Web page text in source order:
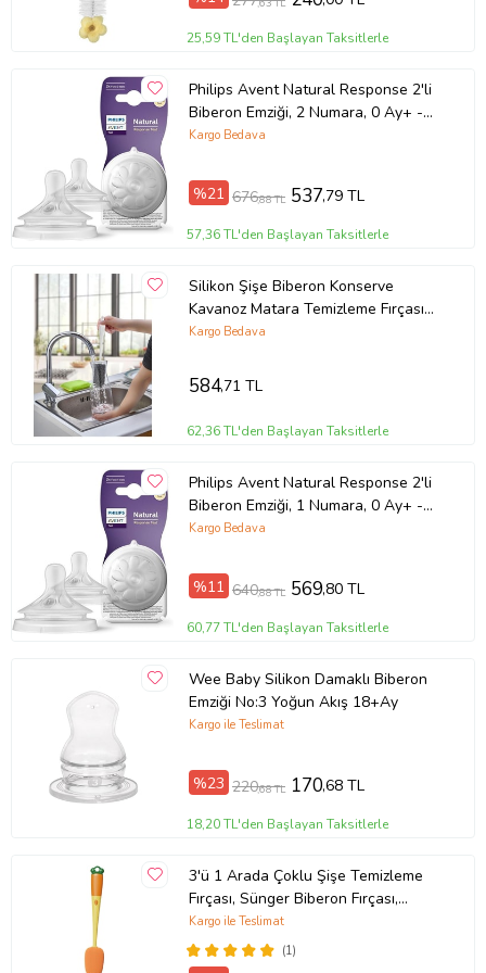
Günlük Hayatta Sağladığı
Avantajlar
Biberonu çantadan çıkarma derdi ortadan kalkar
Sürüş sırasında güvenli erişim sağlar
Ellerinizi serbest bırakır
Dökülme ve devrilme riskini azaltır
Uzun yürüyüş ve sürüşlerde konfor sunar
Kimler İçin Uygun?
Bebek arabası kullanan ebeveynler
Bisiklet sürücüler
Koşu arabası kullanan sporcular
Günlük yürüyüş yapan kullanıcılar
Teknik Özellikler
Malzeme: Dayanıklı plastik
Montaj: Ayarlanabilir sıkma aparatı
Kullanım Alanı: Bebek arabası, bisiklet, scooter vb.
Uyum: Çoğu standart çaplı boru ve tutma kolu
Günlük hayatın küçük ama önemli konfor detaylarını
önemsiyorsanız, DailyTech Bebek Arabası & Bisiklet Bardak Tutucu
pratikliğiyle fark yaratır. Hareket halindeyken içeceğinize güvenle
Ürün Kodu:kc5723842
,63 TL
25,59 TL'den Başlayan Taksitlerle
Philips Avent Natural Response 2'li
Biberon Emziği, 2 Numara, 0 Ay+ -
Scy962/02
Kargo Bedava
%21 676,88 TL 537,79 TL
57,36 TL'den Başlayan Taksitlerle
Silikon Şişe Biberon Konserve
Kavanoz Matara Temizleme Fırçası
Çok Amaçlı Temizleme Fırçası Bpa
Kargo Bedava
584,71 TL
62,36 TL'den Başlayan Taksitlerle
Philips Avent Natural Response 2'li
Biberon Emziği, 1 Numara, 0 Ay+ -
Scy961/02
Kargo Bedava
%11 640,88 TL 569,80 TL
60,77 TL'den Başlayan Taksitlerle
Wee Baby Silikon Damaklı Biberon
Emziği No:3 Yoğun Akış 18+Ay
Kargo ile Teslimat
%23 220,68 TL 170,68 TL
18,20 TL'den Başlayan Taksitlerle
3'ü 1 Arada Çoklu Şişe Temizleme
Fırçası, Sünger Biberon Fırçası,
Bardak Kapağı Boşluklu Şişe
Temizleme Fırçası, Su Şişeleri,
Bardaklar, Bardaklar için Uzun Saplı
(1)
Kargo ile Teslimat